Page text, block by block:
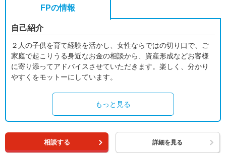
FPの情報
自己紹介
２人の子供を育て経験を活かし、女性ならではの切り口で、ご
家庭で起こりうる身近なお金の相談から、資産形成などお客様
に寄り添ってアドバイスさせていただきます。楽しく、分かり
やすくをモットーにしています。
もっと見る
相談する 詳細を見る